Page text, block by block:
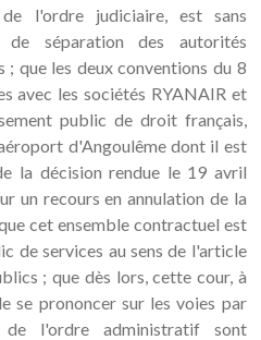
l'ordre judiciaire, est sans
séparation des autorités
que les deux conventions du 8
avec les sociétés RYANAIR et
public de droit français,
d'Angoulême dont il est
la décision rendue le 19 avril
un recours en annulation de la
cet ensemble contractuel est
de services au sens de l'article
; que dès lors, cette cour, à
se prononcer sur les voies par
de l'ordre administratif sont